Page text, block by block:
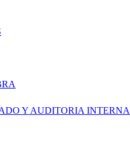
Y AUDITORIA INTERNA